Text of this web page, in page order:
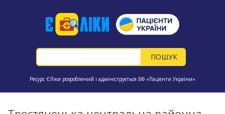
Ресурс ЄЛіки розроблений і адмініструється БФ «Пацієнти України»